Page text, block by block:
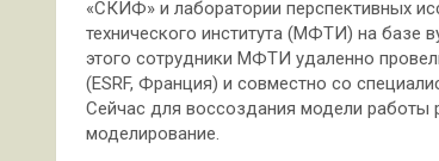
«СКИФ» и лаборатории перспективных
технического института (МФТИ) на базе
этого сотрудники МФТИ удаленно
(ESRF, Франция) и совместно со
Сейчас для воссоздания модели работы
моделирование.